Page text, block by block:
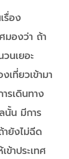
รื่อง
มองว่า ถ้า
นเยอะ
เที่ยวเข้ามา
รเดินทาง
นั้น มีการ
ยังไม่ฉีด
ข้าประเทศ